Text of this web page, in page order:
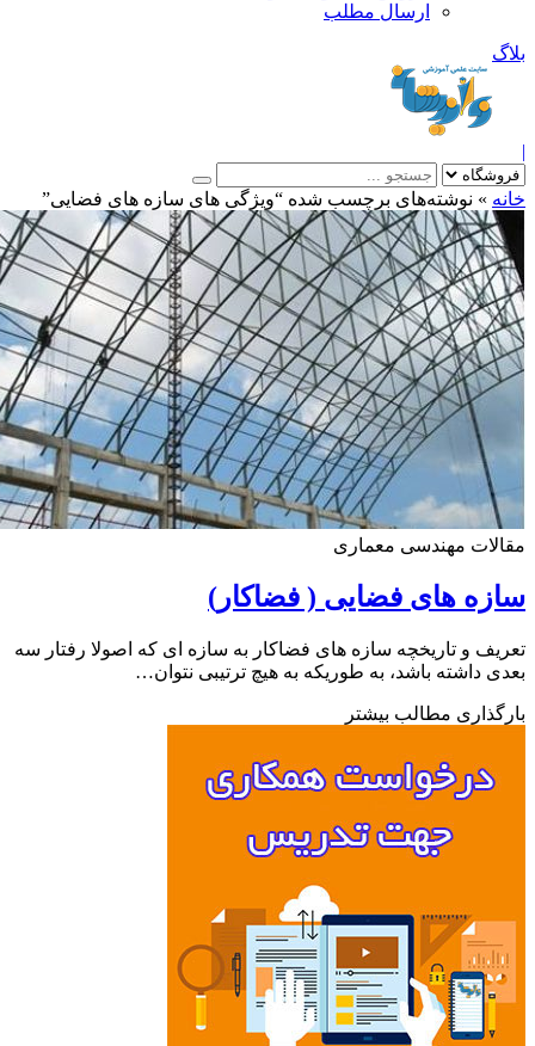
ارسال مطلب
»نوشته‌های برچسب شده “ویژگی های سازه های فضایی”
مهندسی معماری
های فضایی ( فضاکار)
و تاریخچه سازه های فضاکار به سازه ای که اصولا رفتار سه
داشته باشد، به طوریکه به هیچ ترتیبی نتوان…
مطالب بیشتر